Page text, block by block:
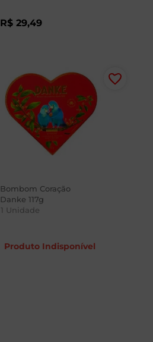
R$ 29,49
Produto Indisponível
Bombom Coração
Danke 117g
1 Unidade